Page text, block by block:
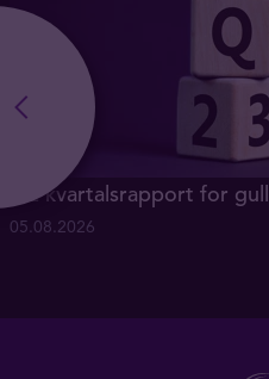
Q2 kvartalsrapport for gull
05.08.2026